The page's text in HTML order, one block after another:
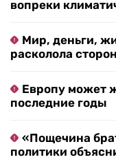
вопреки
Мир, деньги,
расколола
Европу может
последние годы
«Пощечина
политики